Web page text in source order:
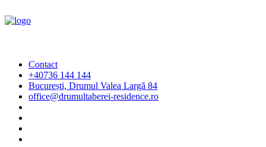
Contact
+40736 144 144
București, Drumul Valea Largă 84
office@drumultaberei-residence.ro